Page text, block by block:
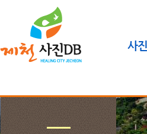
사